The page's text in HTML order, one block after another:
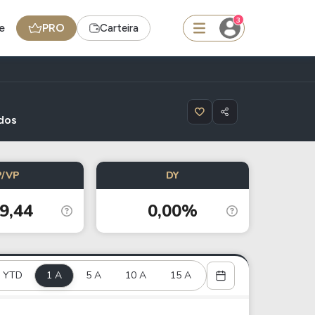
PRO Carteira
3
FII
Ideias
Agenda de Dividendos
Radar do Dividendo Inteligente
VP DY
0,00%
YTD 1 A 5 A 10 A 15 A